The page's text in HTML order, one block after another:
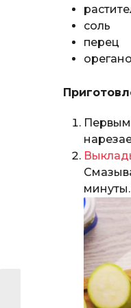
соль
перец
Первым
минуты.